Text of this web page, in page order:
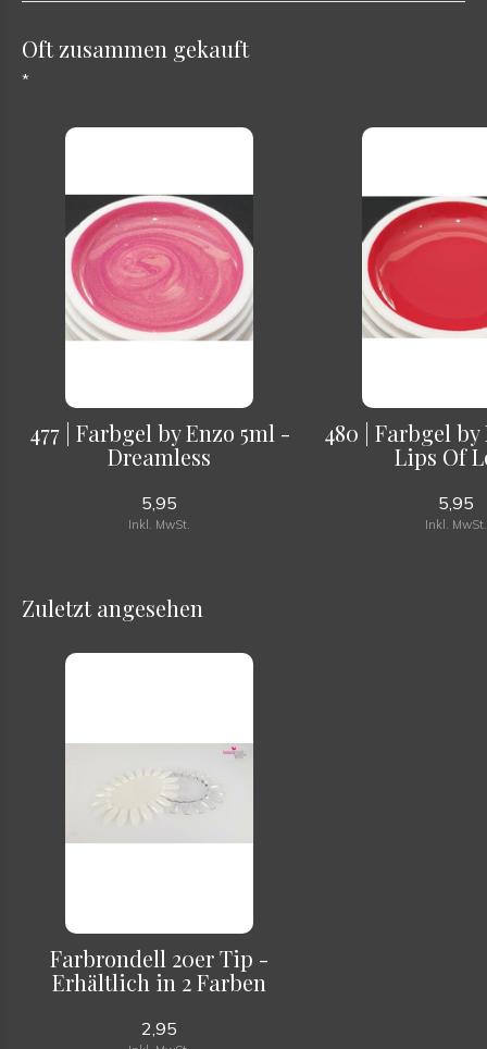
Oft zusammen gekauft
*
477 | Farbgel by Enzo 5ml -
Dreamless
5,95
Inkl. MwSt.
480 | Farbgel
Lips Of
5,95
Inkl. MwSt.
Zuletzt angesehen
Farbrondell 20er Tip -
Erhältlich in 2 Farben
2,95